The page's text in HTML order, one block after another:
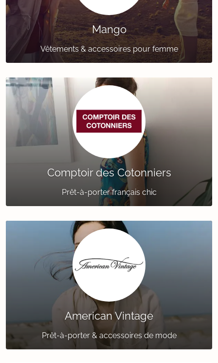
Mango
Vêtements & accessoires pour femme
Comptoir des Cotonniers
Prêt-à-porter français chic
American Vintage
Prêt-à-porter & accessoires de mode